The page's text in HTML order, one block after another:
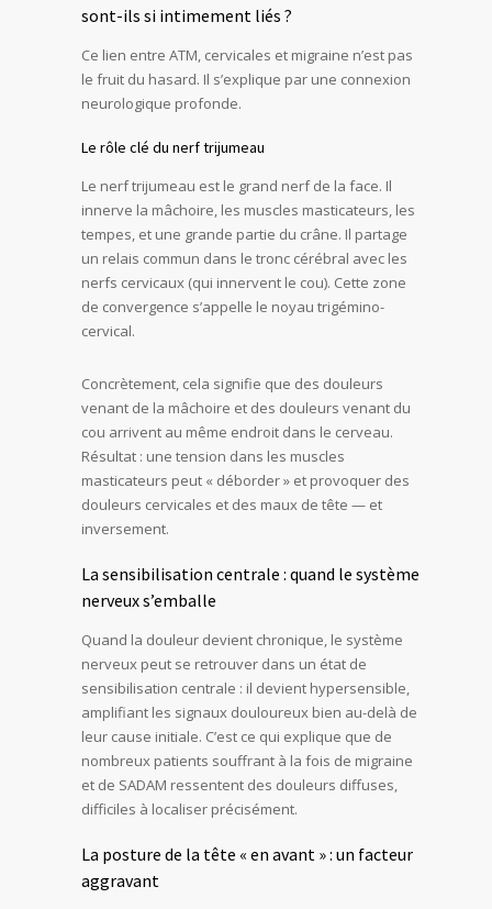
sont-ils si intimement liés ?
Ce lien entre ATM, cervicales et migraine n’est pas
le fruit du hasard. Il s’explique par une connexion
neurologique profonde.
Le rôle clé du nerf trijumeau
Le nerf trijumeau est le grand nerf de la face. Il
innerve la mâchoire, les muscles masticateurs, les
tempes, et une grande partie du crâne. Il partage
un relais commun dans le tronc cérébral avec les
nerfs cervicaux (qui innervent le cou). Cette zone
de convergence s’appelle le noyau trigémino-
cervical.
Concrètement, cela signifie que des douleurs
venant de la mâchoire et des douleurs venant du
cou arrivent au même endroit dans le cerveau.
Résultat : une tension dans les muscles
masticateurs peut « déborder » et provoquer des
douleurs cervicales et des maux de tête — et
inversement.
La sensibilisation centrale : quand le système
nerveux s’emballe
Quand la douleur devient chronique, le système
nerveux peut se retrouver dans un état de
sensibilisation centrale : il devient hypersensible,
amplifiant les signaux douloureux bien au-delà de
leur cause initiale. C’est ce qui explique que de
nombreux patients souffrant à la fois de migraine
et de SADAM ressentent des douleurs diffuses,
difficiles à localiser précisément.
La posture de la tête « en avant » : un facteur
aggravant